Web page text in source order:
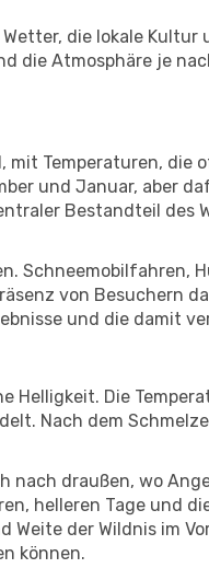
die lokale Kultur
die Atmosphäre je
mit Temperaturen,
und Januar, aber
Bestandteil des
Schneemobilfahren,
von Besuchern
und die damit
Helligkeit. Die
Nach dem
nach draußen, wo
helleren Tage und
der Wildnis im
können.